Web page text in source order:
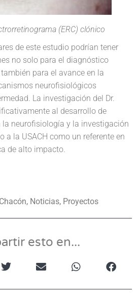
(ERC) clónico
de este estudio podrían tener
no solo para el diagnóstico
para el avance en la
neurofisiológicos
La investigación del Dr.
al desarrollo de
la neurofisiología y la investigación
a la USACH como un referente en
de alto impacto.
, Noticias, Proyectos
esto en...